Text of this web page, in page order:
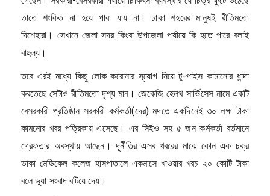
তাতে শংকিত না হয়ে পারা যায় না। ঢাকা শহরের মানুষই রীতিমতো
দিশেহারা। সেখানে জেলা সদর কিংবা উপজেলা পর্যায়ে কি হতে পারে বলাই
বাহুল্য।
তবে এরই মধ্যে কিছু লোক করোনার সূযোগ নিয়ে টু-পাইস কামানোর ধান্দা
করতেছে সেটাও রীতিমতো দৃশ্য মান। জেকেজি হেলথ সার্ভিসেস নামে একটি
বেসরকারী প্রতিষ্ঠান সরকারী কর্মকর্তা(দের) মদতে একদিনেই ৩০ লক্ষ টাকা
কামনোর খবর পত্রিকায় এসেছে। এর সিইও সহ ৫ জন কর্মকর্তা বর্তমানে
গ্রেফতার অবস্থায় আছেন। দূর্নীতির এসব খবরের মাঝে কোন এক চক্র
ডাকা মেডিকেল কলেজ হাসপাতালে একমাসে খাওয়ার খরচ ২০ কোটি টাকা
বলে ভুয়া সংবাদ রটিয়ে দেয়।